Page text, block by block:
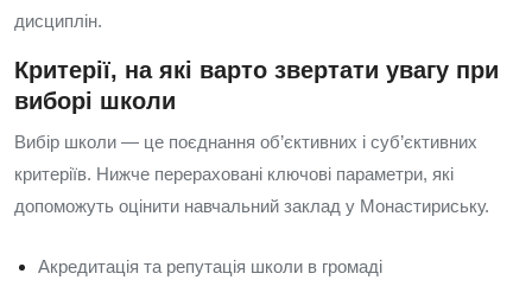
дисциплін.
Критерії, на які варто звертати увагу при
виборі школи
Вибір школи — це поєднання об’єктивних і суб’єктивних
критеріїв. Нижче перераховані ключові параметри, які
допоможуть оцінити навчальний заклад у Монастириську.
Акредитація та репутація школи в громаді